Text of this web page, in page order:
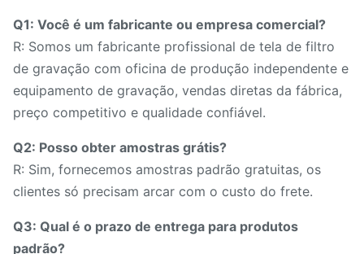
Q1: Você é um fabricante ou empresa comercial?
R: Somos um fabricante profissional de tela de filtro
de gravação com oficina de produção independente e
equipamento de gravação, vendas diretas da fábrica,
preço competitivo e qualidade confiável.
Q2: Posso obter amostras grátis?
R: Sim, fornecemos amostras padrão gratuitas, os
clientes só precisam arcar com o custo do frete.
Q3: Qual é o prazo de entrega para produtos
padrão?